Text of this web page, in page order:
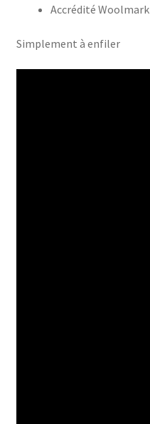
Accrédité Woolmark
Simplement à enfiler